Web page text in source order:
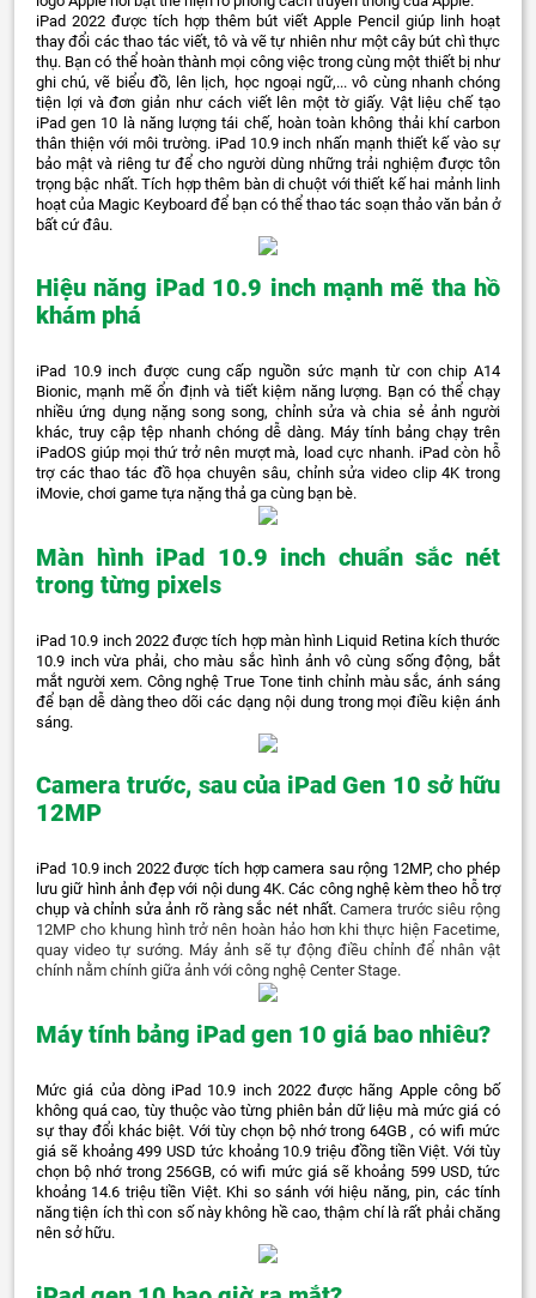
iPad 2022 được tích hợp thêm bút viết Apple Pencil giúp linh hoạt
thay đổi các thao tác viết, tô và vẽ tự nhiên như một cây bút chì thực
thụ. Bạn có thể hoàn thành mọi công việc trong cùng một thiết bị như
ghi chú, vẽ biểu đồ, lên lịch, học ngoại ngữ,... vô cùng nhanh chóng
tiện lợi và đơn giản như cách viết lên một tờ giấy. Vật liệu chế tạo
iPad gen 10 là năng lượng tái chế, hoàn toàn không thải khí carbon
thân thiện với môi trường. iPad 10.9 inch nhấn mạnh thiết kế vào sự
bảo mật và riêng tư để cho người dùng những trải nghiệm được tôn
trọng bậc nhất. Tích hợp thêm bàn di chuột với thiết kế hai mảnh linh
hoạt của Magic Keyboard để bạn có thể thao tác soạn thảo văn bản ở
bất cứ đâu.
Hiệu năng iPad 10.9 inch mạnh mẽ tha hồ
khám phá
iPad 10.9 inch được cung cấp nguồn sức mạnh từ con chip A14
Bionic, mạnh mẽ ổn định và tiết kiệm năng lượng. Bạn có thể chạy
nhiều ứng dụng nặng song song, chỉnh sửa và chia sẻ ảnh người
khác, truy cập tệp nhanh chóng dễ dàng. Máy tính bảng chạy trên
iPadOS giúp mọi thứ trở nên mượt mà, load cực nhanh. iPad còn hỗ
trợ các thao tác đồ họa chuyên sâu, chỉnh sửa video clip 4K trong
iMovie, chơi game tựa nặng thả ga cùng bạn bè.
Màn hình iPad 10.9 inch chuẩn sắc nét
trong từng pixels
iPad 10.9 inch 2022 được tích hợp màn hình Liquid Retina kích thước
10.9 inch vừa phải, cho màu sắc hình ảnh vô cùng sống động, bắt
mắt người xem. Công nghệ True Tone tinh chỉnh màu sắc, ánh sáng
để bạn dễ dàng theo dõi các dạng nội dung trong mọi điều kiện ánh
sáng.
Camera trước, sau của iPad Gen 10 sở hữu
12MP
iPad 10.9 inch 2022 được tích hợp camera sau rộng 12MP, cho phép
lưu giữ hình ảnh đẹp với nội dung 4K. Các công nghệ kèm theo hỗ trợ
chụp và chỉnh sửa ảnh rõ ràng sắc nét nhất.Camera trước siêu rộng
12MP cho khung hình trở nên hoàn hảo hơn khi thực hiện Facetime,
quay video tự sướng. Máy ảnh sẽ tự động điều chỉnh để nhân vật
chính nằm chính giữa ảnh với công nghệ Center Stage.
Máy tính bảng iPad gen 10 giá bao nhiêu?
Mức giá của dòng iPad 10.9 inch 2022 được hãng Apple công bố
không quá cao, tùy thuộc vào từng phiên bản dữ liệu mà mức giá có
sự thay đổi khác biệt. Với tùy chọn bộ nhớ trong 64GB , có wifi mức
giá sẽ khoảng 499 USD tức khoảng 10.9 triệu đồng tiền Việt. Với tùy
chọn bộ nhớ trong 256GB, có wifi mức giá sẽ khoảng 599 USD, tức
khoảng 14.6 triệu tiền Việt. Khi so sánh với hiệu năng, pin, các tính
năng tiện ích thì con số này không hề cao, thậm chí là rất phải chăng
nên sở hữu.